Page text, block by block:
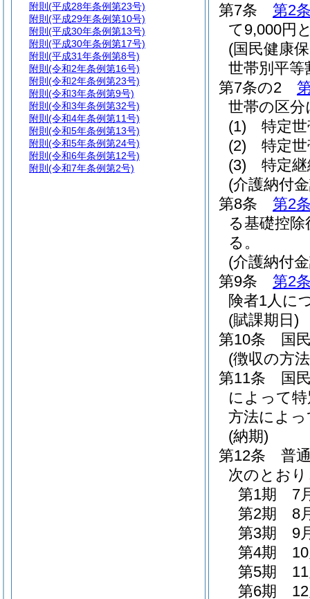
第7条
第2
て9,000円
(国民健康
世帯別平等
第7条の2
世帯の区
(1)
特定
(2)
特定
(3)
特定
(介護納付
第8条
第2
る基礎控
る。
(介護納付
第9条
第2
険者1人に
(賦課期日)
第10条
国
(徴収の方
第11条
国
によって
方法によ
(納期)
第12条
普
次のとお
第1期 7
第2期 8
第3期 9
第4期 10
第5期 11
第6期 12
附則 (平成28年条例第23号)
附則 (平成29年条例第10号)
附則 (平成30年条例第13号)
附則 (平成30年条例第17号)
附則 (平成31年条例第8号)
附則 (令和2年条例第16号)
附則 (令和2年条例第23号)
附則 (令和3年条例第9号)
附則 (令和3年条例第32号)
附則 (令和4年条例第11号)
附則 (令和5年条例第13号)
附則 (令和5年条例第24号)
附則 (令和6年条例第12号)
附則 (令和7年条例第2号)